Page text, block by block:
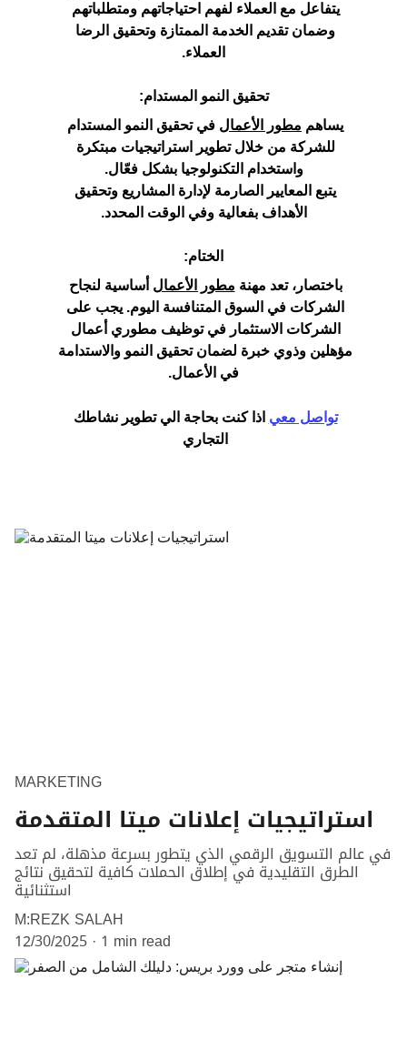
يتفاعل مع العملاء لفهم احتياجاتهم ومتطلباتهم
وضمان تقديم الخدمة الممتازة وتحقيق الرضا
العملاء.
تحقيق النمو المستدام:
يساهم مطور الأعمال في تحقيق النمو المستدام
للشركة من خلال تطوير استراتيجيات مبتكرة
واستخدام التكنولوجيا بشكل فعّال.
يتبع المعايير الصارمة لإدارة المشاريع وتحقيق
الأهداف بفعالية وفي الوقت المحدد.
الختام:
باختصار، تعد مهنة مطور الأعمال أساسية لنجاح
الشركات في السوق المتنافسة اليوم. يجب على
الشركات الاستثمار في توظيف مطوري أعمال
مؤهلين وذوي خبرة لضمان تحقيق النمو والاستدامة
في الأعمال.
تواصل معي اذا كنت بحاجة الي تطوير نشاطك
التجاري
MARKETING
استراتيجيات إعلانات ميتا المتقدمة
في عالم التسويق الرقمي الذي يتطور بسرعة مذهلة، لم تعد
الطرق التقليدية في إطلاق الحملات كافية لتحقيق نتائج
استثنائية
M:REZK SALAH
12/30/2025 1 min read